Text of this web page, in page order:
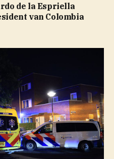
de la Espriella
van Colombia